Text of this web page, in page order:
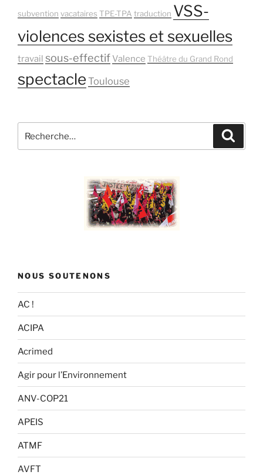
subvention vacataires TPE-TPA traduction VSS-
violences sexistes et sexuelles
travail sous-effectif Valence Théâtre du Grand Rond
spectacle Toulouse
pour
NOUS SOUTENONS
AC !
ACIPA
Acrimed
Agir pour l’Environnement
ANV-COP21
APEIS
ATMF
AVFT